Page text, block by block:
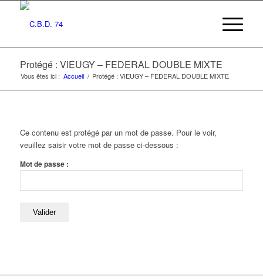
Protégé : VIEUGY – FEDERAL DOUBLE MIXTE
Vous êtes ici : Accueil / Protégé : VIEUGY – FEDERAL DOUBLE MIXTE
Ce contenu est protégé par un mot de passe. Pour le voir,
veuillez saisir votre mot de passe ci-dessous :
Mot de passe :